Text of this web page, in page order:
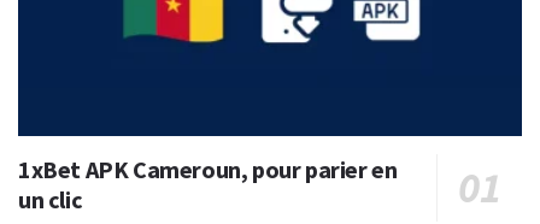
1xBet APK Cameroun, pour parier en
un clic